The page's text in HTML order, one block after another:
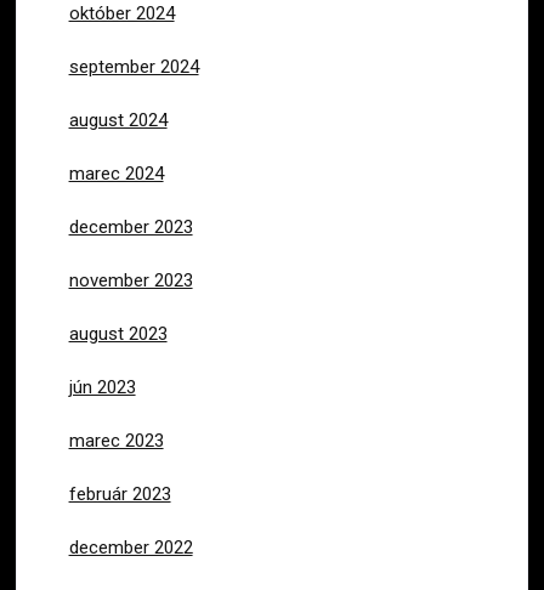
október 2024
september 2024
august 2024
marec 2024
december 2023
november 2023
august 2023
jún 2023
marec 2023
február 2023
december 2022